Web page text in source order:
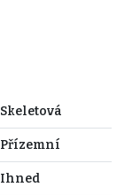
Skeletová
Přízemní
Ihned